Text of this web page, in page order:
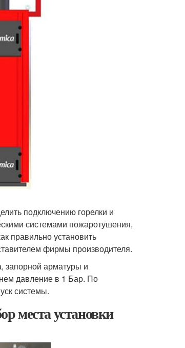
подключению горелки и
системами пожаротушения,
правильно установить
фирмы производителя.
запорной арматуры и
давление в 1 Бар. По
системы.
места установки